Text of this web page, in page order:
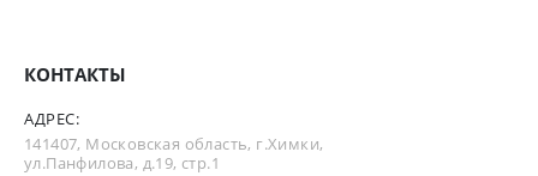
КОНТАКТЫ
АДРЕС:
141407, Московская область, г.Химки,
ул.Панфилова, д.19, стр.1